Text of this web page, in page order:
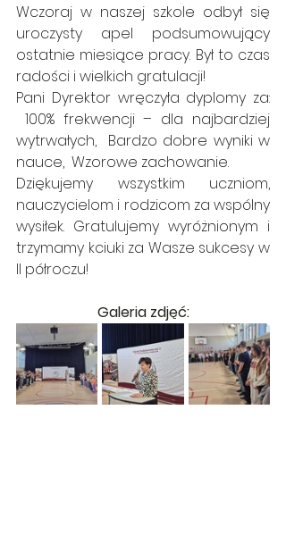
Wczoraj w naszej szkole odbył się
uroczysty apel podsumowujący
ostatnie miesiące pracy. Był to czas
radości i wielkich gratulacji!
Pani Dyrektor wręczyła dyplomy za:
100% frekwencji – dla najbardziej
wytrwałych,  Bardzo dobre wyniki w
nauce,  Wzorowe zachowanie.
Dziękujemy wszystkim uczniom,
nauczycielom i rodzicom za wspólny
wysiłek. Gratulujemy wyróżnionym i
trzymamy kciuki za Wasze sukcesy w
II półroczu!
Galeria zdjęć: